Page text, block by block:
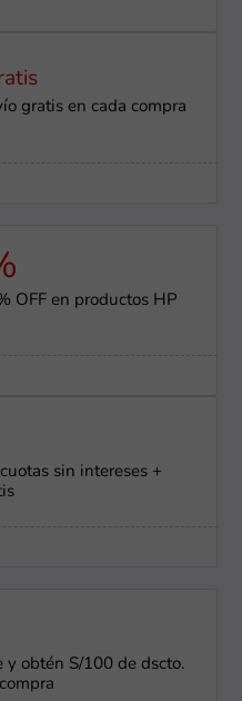
gratis en cada compra
OFF en productos HP
sin intereses +
y obtén S/100 de dscto.